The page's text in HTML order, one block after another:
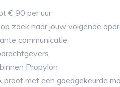
€ 90 per uur
zoek naar jouw volgende
communicatie
Propylon
met een goedgekeurde